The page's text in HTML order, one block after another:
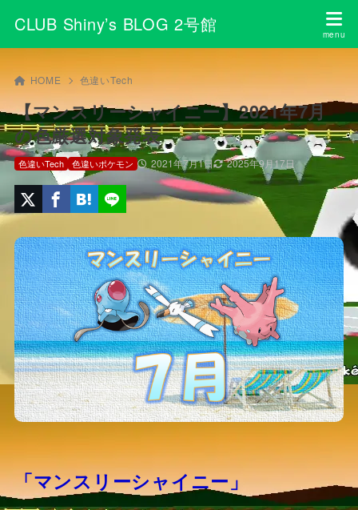
CLUB Shiny’s BLOG 2号館
HOME 色違いTech
【マンスリーシャイニー】2021年7月
の色厳選対象発表
2021年7月1日 2025年9月17日
色違いTech 色違いポケモン
「マンスリーシャイニー」